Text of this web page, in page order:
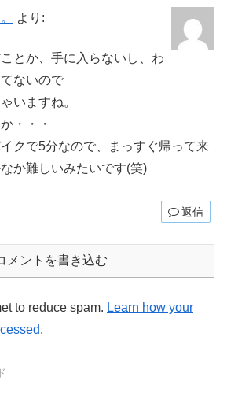
より:
とか、手に入らないし、わ
ないので
いますね。
・・・
クで5分なので、まっすぐ帰って来
か難しいみたいです(笑)
返信
メントを書き込む
to reduce spam. Learn how your
.